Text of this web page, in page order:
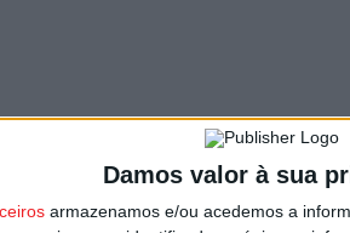
Damos valor à sua
armazenamos e/ou acedemos a